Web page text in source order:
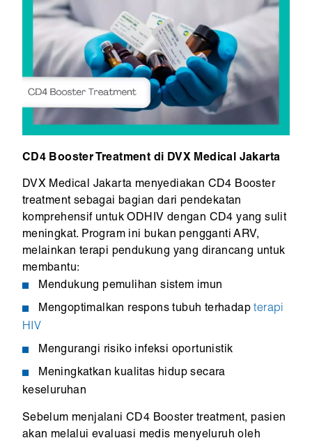
CD4 Booster Treatment di DVX Medical Jakarta
DVX Medical Jakarta menyediakan CD4 Booster
treatment sebagai bagian dari pendekatan
komprehensif untuk ODHIV dengan CD4 yang sulit
meningkat. Program ini bukan pengganti ARV,
melainkan terapi pendukung yang dirancang untuk
membantu:
Mendukung pemulihan sistem imun
Mengoptimalkan respons tubuh terhadapterapi
HIV
Mengurangi risiko infeksi oportunistik
Meningkatkan kualitas hidup secara
keseluruhan
Sebelum menjalani CD4 Booster treatment, pasien
akan melalui evaluasi medis menyeluruh oleh